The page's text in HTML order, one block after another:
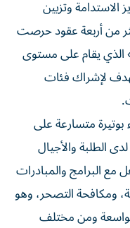
وتزيين
من أربعة عقود حرصت
الذي يقام على مستوى
لإشراك فئات
متسارعة على
الطلبة والأجيال
مع البرامج والمبادرات
ومكافحة التصحر، وهو
ومن مختلف